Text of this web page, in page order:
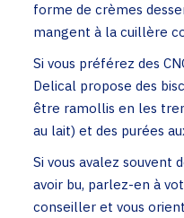
forme de crèmes
mangent à la cuillère
Si vous préférez des
Delical propose des
être ramollis en les
au lait) et des purées
Si vous avalez souvent
avoir bu, parlez-en à
conseiller et vous